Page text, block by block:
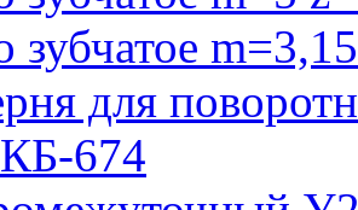
зубчатое
для
674